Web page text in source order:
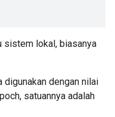
sistem lokal, biasanya
dengan nilai
satuannya adalah